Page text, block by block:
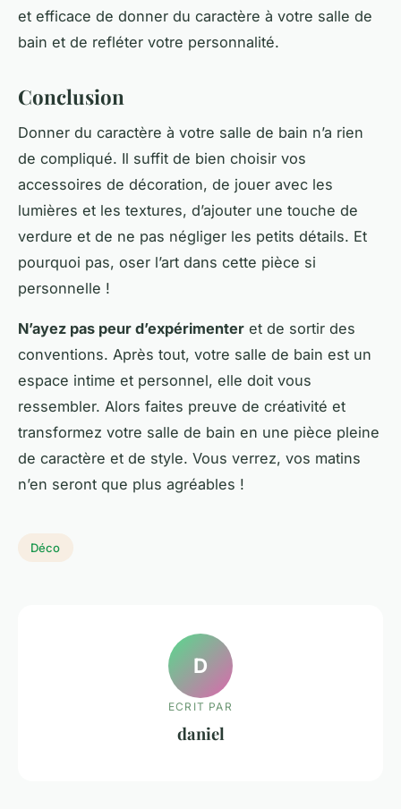
et efficace de donner du caractère à votre salle de
bain et de refléter votre personnalité.
Conclusion
Donner du caractère à votre salle de bain n’a rien
de compliqué. Il suffit de bien choisir vos
accessoires de décoration, de jouer avec les
lumières et les textures, d’ajouter une touche de
verdure et de ne pas négliger les petits détails. Et
pourquoi pas, oser l’art dans cette pièce si
personnelle !
N’ayez pas peur d’expérimenter et de sortir des
conventions. Après tout, votre salle de bain est un
espace intime et personnel, elle doit vous
ressembler. Alors faites preuve de créativité et
transformez votre salle de bain en une pièce pleine
de caractère et de style. Vous verrez, vos matins
n’en seront que plus agréables !
Déco
D
ECRIT PAR
daniel